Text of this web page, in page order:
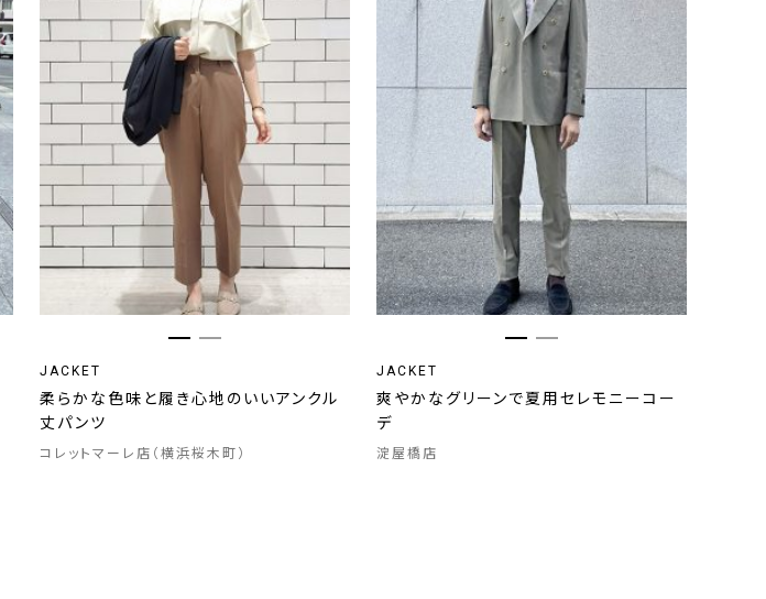
JACKET
柔らかな色味と履き心地のいいアンクル
丈パンツ
コレットマーレ店（横浜桜木町）
JACKET
爽やかなグリーンで夏用セレモニーコー
デ
淀屋橋店